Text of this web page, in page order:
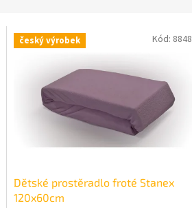
český výrobek
Dětské prostěradlo froté Stanex
120x60cm
Kód: 8848